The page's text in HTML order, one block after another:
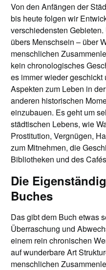
Von den Anfängen der
bis heute folgen wir
verschiedensten
übers Menschsein – über
menschlichen
kein chronologisches
es immer wieder
Aspekten zum Leben in
anderen historischen
einzubauen. Es geht um
städtischen Lebens, wie
Prostitution, Vergnügen,
zum Mitnehmen, die
Bibliotheken und des
Die
Buches
Das gibt dem Buch etwas
Überraschung und
einem rein chronischen
auf wunderbare Art
menschlichen